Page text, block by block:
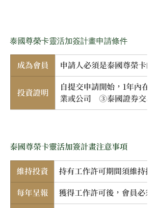
泰國尊榮卡靈活加簽計畫申請條件
成為會員 申請人必須是泰國尊榮卡
投資證明
自提交申請開始，1年內
業或公司　③泰國證券交易
泰國尊榮卡靈活加簽計畫注意事項
維持投資
持有工作許可期間須維持
每年呈報
獲得工作許可後，會員必